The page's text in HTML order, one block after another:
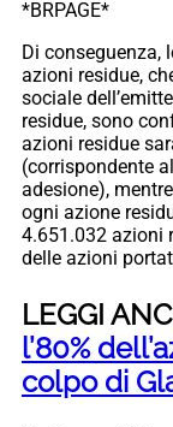
*BRPAGE*
Di conseguenza,
azioni residue,
sociale
residue, sono
azioni residue
(corrispondente
adesione),
ogni azione
4.651.032 azioni
delle azioni
LEGGI
l’80%
colpo di